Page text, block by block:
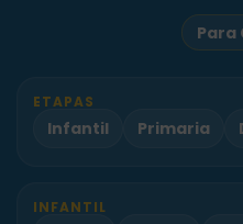
Para
ETAPAS
Infantil Primaria
INFANTIL